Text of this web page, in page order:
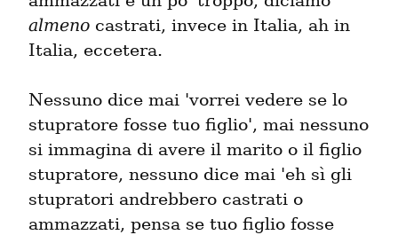
almeno castrati, invece in Italia, ah in
Italia, eccetera.
Nessuno dice mai 'vorrei vedere se lo
stupratore fosse tuo figlio', mai nessuno
si immagina di avere il marito o il figlio
stupratore, nessuno dice mai 'eh sì gli
stupratori andrebbero castrati o
ammazzati, pensa se tuo figlio fosse